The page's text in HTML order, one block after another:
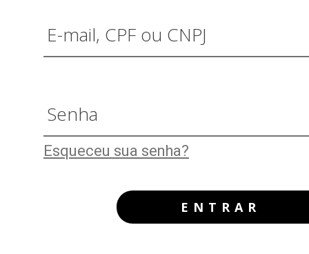
Esqueceu sua senha?
ENTRAR